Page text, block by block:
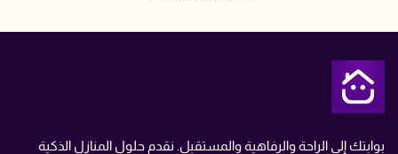
بوابتك إلى الراحة والرفاهية والمستقبل. نقدم حلول المنازل الذكية